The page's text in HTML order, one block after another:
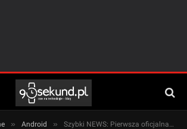
» Android » Szybki NEWS: Pierwsza oficjalna zapowiedź nowego HTC One jest strzałem w 10!